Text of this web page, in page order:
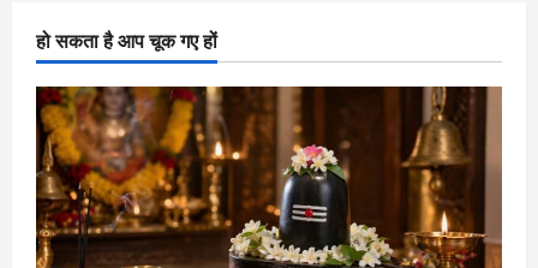
हो सकता है आप चूक गए हों